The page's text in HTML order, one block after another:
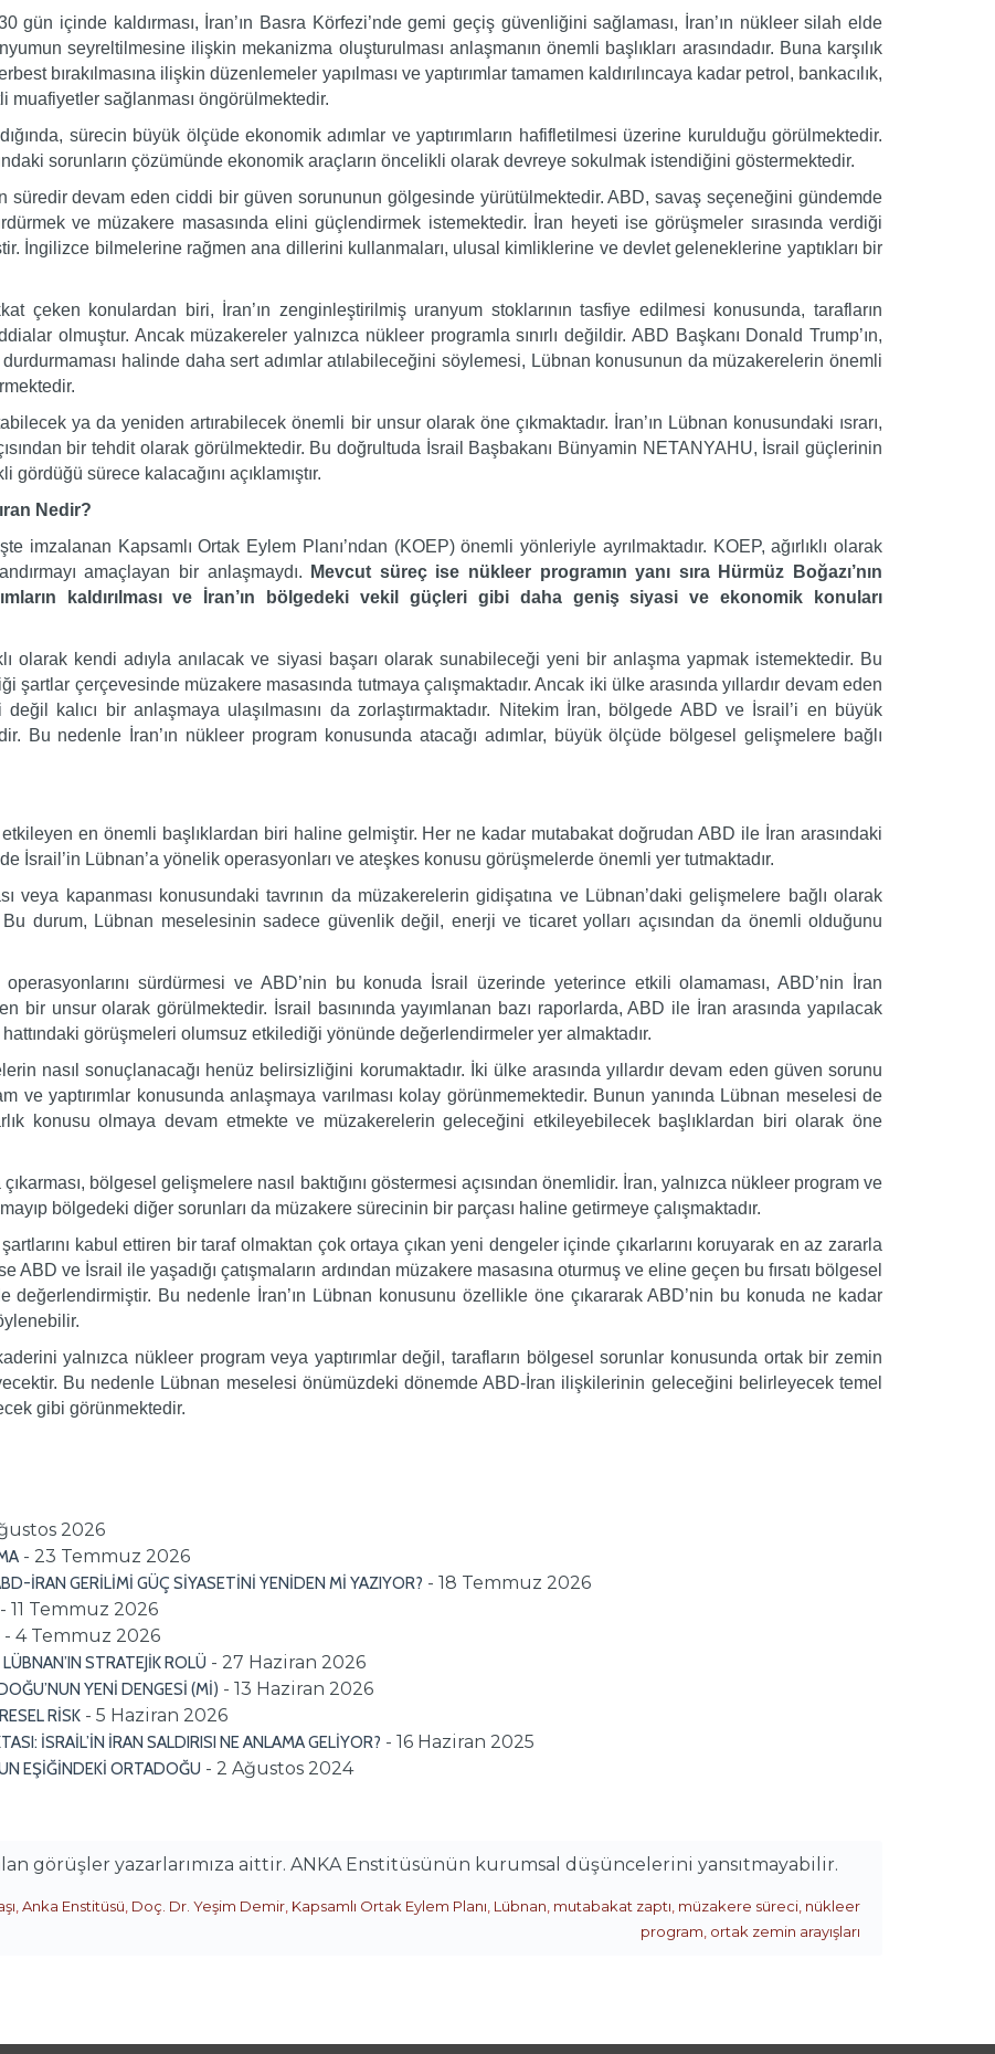
gün içinde kaldırması, İran’ın Basra Körfezi’nde gemi geçiş güvenliğini sağlaması, İran’ın nükleer silah elde
seyreltilmesine ilişkin mekanizma oluşturulması anlaşmanın önemli başlıkları arasındadır. Buna karşılık
bırakılmasına ilişkin düzenlemeler yapılması ve yaptırımlar tamamen kaldırılıncaya kadar petrol, bankacılık,
muafiyetler sağlanması öngörülmektedir.
sürecin büyük ölçüde ekonomik adımlar ve yaptırımların hafifletilmesi üzerine kurulduğu görülmektedir.
sorunların çözümünde ekonomik araçların öncelikli olarak devreye sokulmak istendiğini göstermektedir.
süredir devam eden ciddi bir güven sorununun gölgesinde yürütülmektedir. ABD, savaş seçeneğini gündemde
ve müzakere masasında elini güçlendirmek istemektedir. İran heyeti ise görüşmeler sırasında verdiği
İngilizce bilmelerine rağmen ana dillerini kullanmaları, ulusal kimliklerine ve devlet geleneklerine yaptıkları bir
çeken konulardan biri, İran’ın zenginleştirilmiş uranyum stoklarının tasfiye edilmesi konusunda, tarafların
olmuştur. Ancak müzakereler yalnızca nükleer programla sınırlı değildir. ABD Başkanı Donald Trump’ın,
durdurmaması halinde daha sert adımlar atılabileceğini söylemesi, Lübnan konusunun da müzakerelerin önemli
ya da yeniden artırabilecek önemli bir unsur olarak öne çıkmaktadır. İran’ın Lübnan konusundaki ısrarı,
bir tehdit olarak görülmektedir. Bu doğrultuda İsrail Başbakanı Bünyamin NETANYAHU, İsrail güçlerinin
sürece kalacağını açıklamıştır.
Nedir?
imzalanan Kapsamlı Ortak Eylem Planı’ndan (KOEP) önemli yönleriyle ayrılmaktadır. KOEP, ağırlıklı olarak
amaçlayan bir anlaşmaydı.
Mevcut süreç ise nükleer programın yanı sıra Hürmüz Boğazı’nın
kaldırılması ve İran’ın bölgedeki vekil güçleri gibi daha geniş siyasi ve ekonomik konuları
olarak kendi adıyla anılacak ve siyasi başarı olarak sunabileceği yeni bir anlaşma yapmak istemektedir. Bu
şartlar çerçevesinde müzakere masasında tutmaya çalışmaktadır. Ancak iki ülke arasında yıllardır devam eden
kalıcı bir anlaşmaya ulaşılmasını da zorlaştırmaktadır. Nitekim İran, bölgede ABD ve İsrail’i en büyük
Bu nedenle İran’ın nükleer program konusunda atacağı adımlar, büyük ölçüde bölgesel gelişmelere bağlı
en önemli başlıklardan biri haline gelmiştir. Her ne kadar mutabakat doğrudan ABD ile İran arasındaki
İsrail’in Lübnan’a yönelik operasyonları ve ateşkes konusu görüşmelerde önemli yer tutmaktadır.
veya kapanması konusundaki tavrının da müzakerelerin gidişatına ve Lübnan’daki gelişmelere bağlı olarak
Bu durum, Lübnan meselesinin sadece güvenlik değil, enerji ve ticaret yolları açısından da önemli olduğunu
sürdürmesi ve ABD’nin bu konuda İsrail üzerinde yeterince etkili olamaması, ABD’nin İran
bir unsur olarak görülmektedir. İsrail basınında yayımlanan bazı raporlarda, ABD ile İran arasında yapılacak
görüşmeleri olumsuz etkilediği yönünde değerlendirmeler yer almaktadır.
nasıl sonuçlanacağı henüz belirsizliğini korumaktadır. İki ülke arasında yıllardır devam eden güven sorunu
ve yaptırımlar konusunda anlaşmaya varılması kolay görünmemektedir. Bunun yanında Lübnan meselesi de
konusu olmaya devam etmekte ve müzakerelerin geleceğini etkileyebilecek başlıklardan biri olarak öne
bölgesel gelişmelere nasıl baktığını göstermesi açısından önemlidir. İran, yalnızca nükleer program ve
bölgedeki diğer sorunları da müzakere sürecinin bir parçası haline getirmeye çalışmaktadır.
kabul ettiren bir taraf olmaktan çok ortaya çıkan yeni dengeler içinde çıkarlarını koruyarak en az zararla
ABD ve İsrail ile yaşadığı çatışmaların ardından müzakere masasına oturmuş ve eline geçen bu fırsatı bölgesel
değerlendirmiştir. Bu nedenle İran’ın Lübnan konusunu özellikle öne çıkararak ABD’nin bu konuda ne kadar
yalnızca nükleer program veya yaptırımlar değil, tarafların bölgesel sorunlar konusunda ortak bir zemin
Bu nedenle Lübnan meselesi önümüzdeki dönemde ABD-İran ilişkilerinin geleceğini belirleyecek temel
gibi görünmektedir.
2026
- 23 Temmuz 2026
İRAN GERİLİMİ GÜÇ SİYASETİNİ YENİDEN Mİ YAZIYOR? - 18 Temmuz 2026
- 11 Temmuz 2026
- 4 Temmuz 2026
STRATEJİK ROLÜ - 27 Haziran 2026
YENİ DENGESİ (Mİ) - 13 Haziran 2026
RİSK - 5 Haziran 2026
İSRAİL’İN İRAN SALDIRISI NE ANLAMA GELİYOR? - 16 Haziran 2025
EŞİĞİNDEKİ ORTADOĞU - 2 Ağustos 2024
görüşler yazarlarımıza aittir. ANKA Enstitüsünün kurumsal düşüncelerini yansıtmayabilir.
,Anka Enstitüsü, Doç. Dr. Yeşim Demir, Kapsamlı Ortak Eylem Planı, Lübnan, mutabakat zaptı, müzakere süreci, nükleer
program, ortak zemin arayışları